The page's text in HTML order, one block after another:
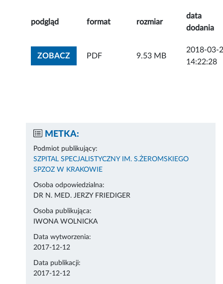
podgląd format rozmiar
data
dodania
ZOBACZZOBACZ ZAŁĄCZNIK
PDF 9.53 MB
2018-03-
14:22:28
METKA:
Podmiot publikujący:
SZPITAL SPECJALISTYCZNY IM. S.ŻEROMSKIEGO
SPZOZ W KRAKOWIE
Osoba odpowiedzialna:
DR N. MED. JERZY FRIEDIGER
Osoba publikująca:
IWONA WOLNICKA
Data wytworzenia:
2017-12-12
Data publikacji:
2017-12-12